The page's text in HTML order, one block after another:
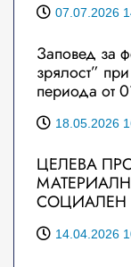
07.07.2026
Заповед за
зрялост”
периода от
18.05.2026
ЦЕЛЕВА
СОЦИАЛЕН
14.04.2026